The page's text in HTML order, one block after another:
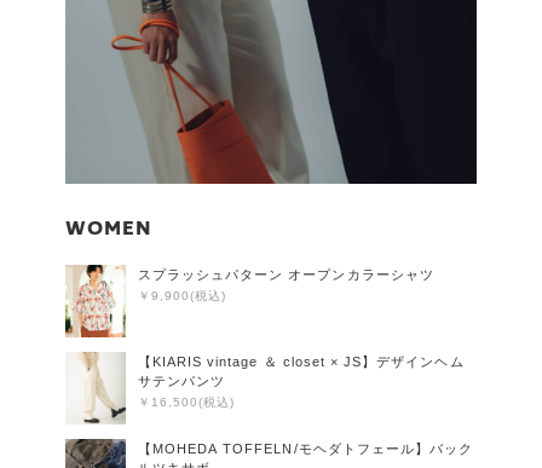
WOMEN
スプラッシュパターン オープンカラーシャツ
￥9,900(税込)
【KIARIS vintage ＆ closet × JS】デザインヘム
サテンパンツ
￥16,500(税込)
【MOHEDA TOFFELN/モヘダトフェール】バック